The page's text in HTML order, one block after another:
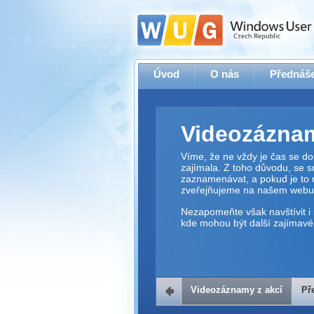
Úvod O nás
Víme, že ne vždy je čas se
zajímala. Z toho důvodu, se
zaznamenávat, a pokud je to
zveřejňujeme na našem webu.
Nezapomeňte však navštívit i
kde mohou být další zajímavé
Přehrávač
Videozáznamy z akcí